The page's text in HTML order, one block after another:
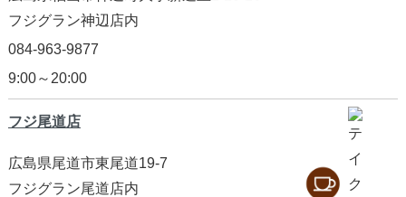
フジグラン神辺店内
084-963-9877
9:00～20:00
フジ尾道店
広島県尾道市東尾道19-7
フジグラン尾道店内